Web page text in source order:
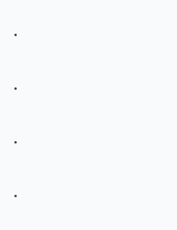
.
.
.
.